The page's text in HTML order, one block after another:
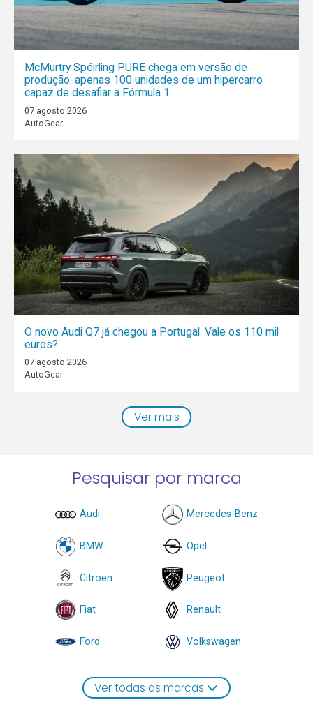
McMurtry Spéirling PURE chega em versão de
produção: apenas 100 unidades de um hipercarro
capaz de desafiar a Fórmula 1
07 agosto 2026
AutoGear
O novo Audi Q7 já chegou a Portugal. Vale os 110 mil
euros?
07 agosto 2026
AutoGear
Ver mais
Pesquisar por marca
Audi
BMW
Citroen
Fiat
Ford
Mercedes-Benz
Opel
Peugeot
Renault
Volkswagen
Ver todas as marcas